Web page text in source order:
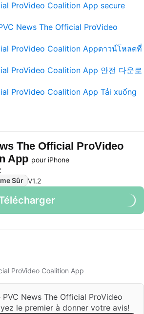
ProVideo Coalition App secure
News The Official ProVideo
ProVideo Coalition Appดาวน์โหลดที่
ProVideo Coalition App 안전 다운로
ProVideo Coalition App Tải xuống
The Official ProVideo
App pour iPhone
Sûr V1.2
ProVideo Coalition App
News The Official ProVideo
le premier à donner votre avis!